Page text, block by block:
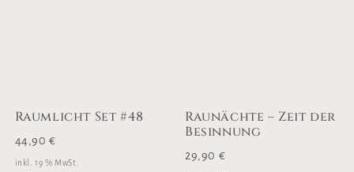
Raumlicht Set #48
44,90€
inkl. 19 % MwSt.
Raunächte – Zeit der
Besinnung
29,90 €